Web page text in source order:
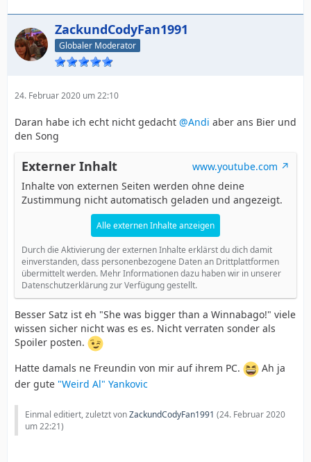
ZackundCodyFan1991
Globaler Moderator
24. Februar 2020 um 22:10
Daran habe ich echt nicht gedacht @Andi aber ans Bier und
den Song
Externer Inhalt
www.youtube.com
Inhalte von externen Seiten werden ohne deine
Zustimmung nicht automatisch geladen und angezeigt.
Alle externen Inhalte anzeigen
Durch die Aktivierung der externen Inhalte erklärst du dich damit
einverstanden, dass personenbezogene Daten an Drittplattformen
übermittelt werden. Mehr Informationen dazu haben wir in unserer
Datenschutzerklärung zur Verfügung gestellt.
Besser Satz ist eh "She was bigger than a Winnabago!" viele
wissen sicher nicht was es es. Nicht verraten sonder als
Spoiler posten.
Hatte damals ne Freundin von mir auf ihrem PC.
Ah ja
der gute "Weird Al" Yankovic
Einmal editiert, zuletzt vonZackundCodyFan1991 (24. Februar 2020
um 22:21)